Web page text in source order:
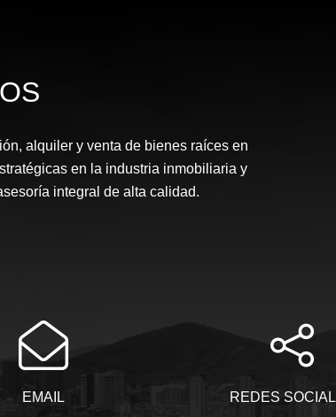
alquiler y venta de bienes raíces en
en la industria inmobiliaria y
integral de alta calidad.
EMAIL REDES